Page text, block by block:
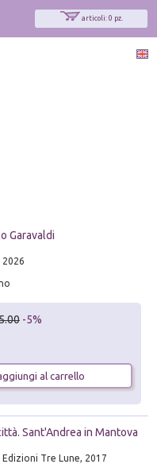
articoli: 0 pz.
Garavaldi
2026
-5%
al carrello
Sant'Andrea in Mantova
Edizioni Tre Lune, 2017